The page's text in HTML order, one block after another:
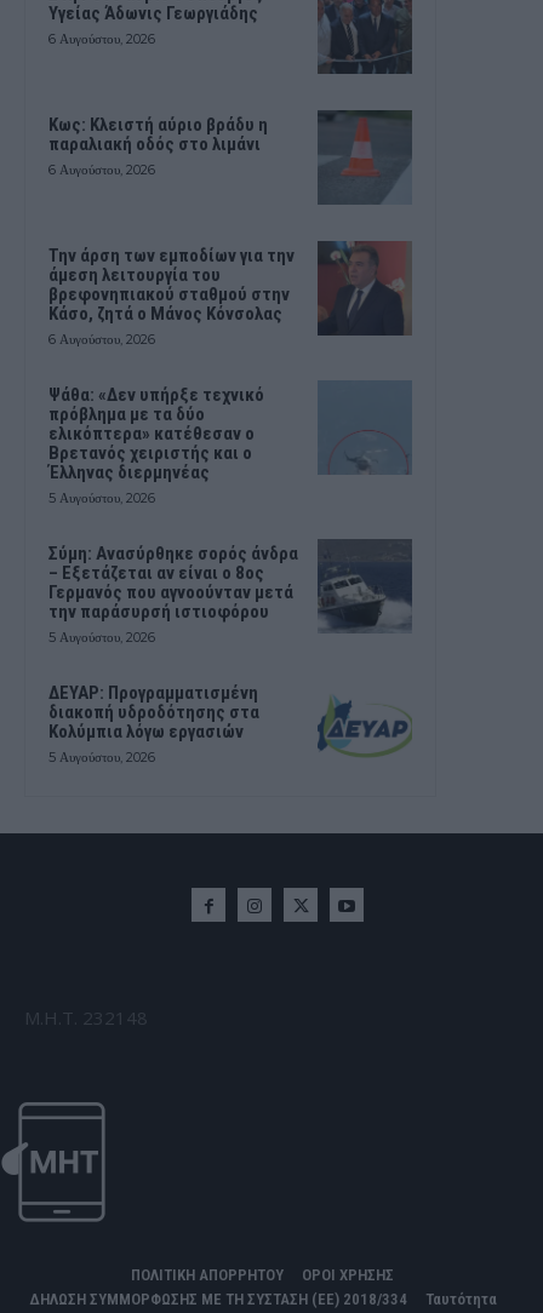
Υγείας Άδωνις Γεωργιάδης
6 Αυγούστου, 2026
Κως: Κλειστή αύριο βράδυ η
παραλιακή οδός στο λιμάνι
6 Αυγούστου, 2026
Την άρση των εμποδίων για την
άμεση λειτουργία του
βρεφονηπιακού σταθμού στην
Κάσο, ζητά ο Μάνος Κόνσολας
6 Αυγούστου, 2026
Ψάθα: «Δεν υπήρξε τεχνικό
πρόβλημα με τα δύο
ελικόπτερα» κατέθεσαν ο
Βρετανός χειριστής και ο
Έλληνας διερμηνέας
5 Αυγούστου, 2026
Σύμη: Ανασύρθηκε σορός άνδρα
– Εξετάζεται αν είναι ο 8ος
Γερμανός που αγνοούνταν μετά
την παράσυρσή ιστιοφόρου
5 Αυγούστου, 2026
ΔΕΥΑΡ: Προγραμματισμένη
διακοπή υδροδότησης στα
Κολύμπια λόγω εργασιών
5 Αυγούστου, 2026
Μ.Η.Τ. 232148
ΠΟΛΙΤΙΚΗ ΑΠΟΡΡΗΤΟΥ
ΟΡΟΙ ΧΡΗΣΗΣ
ΔΗΛΩΣΗ ΣΥΜΜΟΡΦΩΣΗΣ ΜΕ ΤΗ ΣΥΣΤΑΣΗ (ΕΕ) 2018/334
Ταυτότητα